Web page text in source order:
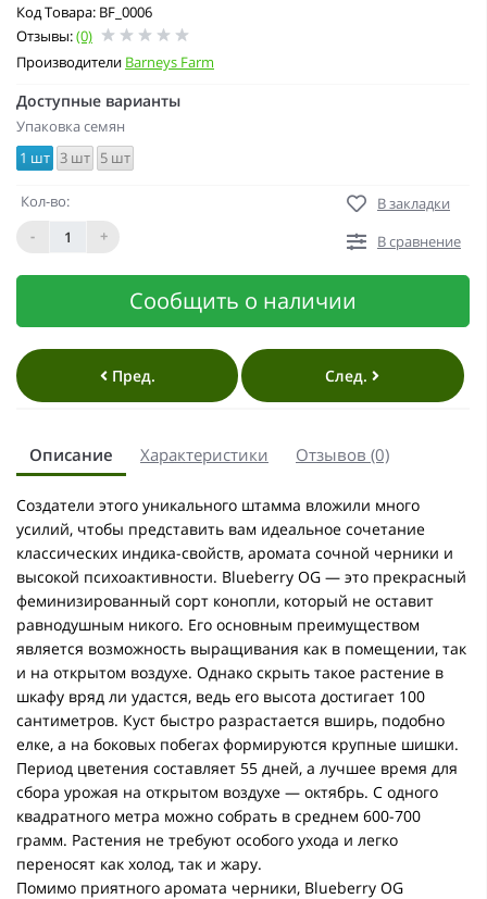
Код Товара: BF_0006
Отзывы:(0)
Производители Barneys Farm
Доступные варианты
Упаковка семян
1 шт 3 шт 5 шт
Кол-во:
-
+
В закладки
В сравнение
Сообщить о наличии
Пред. След.
Описание Характеристики Отзывов (0)
Создатели этого уникального штамма вложили много
усилий, чтобы представить вам идеальное сочетание
классических индика-свойств, аромата сочной черники и
высокой психоактивности. Blueberry OG — это прекрасный
феминизированный сорт конопли, который не оставит
равнодушным никого. Его основным преимуществом
является возможность выращивания как в помещении, так
и на открытом воздухе. Однако скрыть такое растение в
шкафу вряд ли удастся, ведь его высота достигает 100
сантиметров. Куст быстро разрастается вширь, подобно
елке, а на боковых побегах формируются крупные шишки.
Период цветения составляет 55 дней, а лучшее время для
сбора урожая на открытом воздухе — октябрь. С одного
квадратного метра можно собрать в среднем 600-700
грамм. Растения не требуют особого ухода и легко
переносят как холод, так и жару.
Помимо приятного аромата черники, Blueberry OG